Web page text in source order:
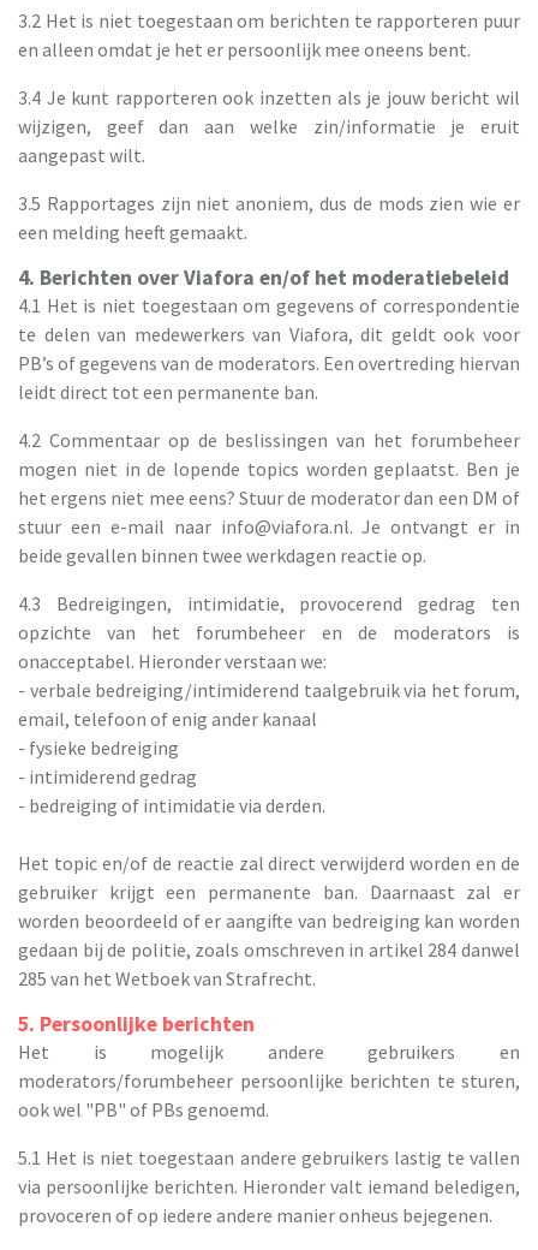
3.2 Het is niet toegestaan om berichten te rapporteren puur
en alleen omdat je het er persoonlijk mee oneens bent.
3.4 Je kunt rapporteren ook inzetten als je jouw bericht wil
wijzigen, geef dan aan welke zin/informatie je eruit
aangepast wilt.
3.5 Rapportages zijn niet anoniem, dus de mods zien wie er
een melding heeft gemaakt.
4. Berichten over Viafora en/of het moderatiebeleid
4.1 Het is niet toegestaan om gegevens of correspondentie
te delen van medewerkers van Viafora, dit geldt ook voor
PB’s of gegevens van de moderators. Een overtreding hiervan
leidt direct tot een permanente ban.
4.2 Commentaar op de beslissingen van het forumbeheer
mogen niet in de lopende topics worden geplaatst. Ben je
het ergens niet mee eens? Stuur de moderator dan een DM of
stuur een e-mail naar info@viafora.nl. Je ontvangt er in
beide gevallen binnen twee werkdagen reactie op.
4.3 Bedreigingen, intimidatie, provocerend gedrag ten
opzichte van het forumbeheer en de moderators is
onacceptabel. Hieronder verstaan we:
- verbale bedreiging/intimiderend taalgebruik via het forum,
email, telefoon of enig ander kanaal
- fysieke bedreiging
- intimiderend gedrag
- bedreiging of intimidatie via derden.
Het topic en/of de reactie zal direct verwijderd worden en de
gebruiker krijgt een permanente ban. Daarnaast zal er
worden beoordeeld of er aangifte van bedreiging kan worden
gedaan bij de politie, zoals omschreven in artikel 284 danwel
285 van het Wetboek van Strafrecht.
5. Persoonlijke berichten
Het is mogelijk andere gebruikers en
moderators/forumbeheer persoonlijke berichten te sturen,
ook wel "PB" of PBs genoemd.
5.1 Het is niet toegestaan andere gebruikers lastig te vallen
via persoonlijke berichten. Hieronder valt iemand beledigen,
provoceren of op iedere andere manier onheus bejegenen.